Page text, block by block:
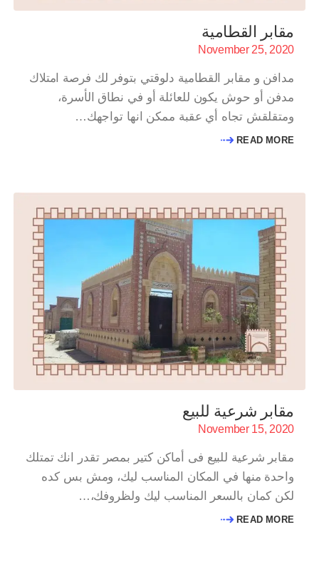
مقابر القطامية
November 25, 2020
مدافن و مقابر القطامية دلوقتي بتوفر لك فرصة امتلاك
مدفن أو حوش يكون للعائلة أو في نطاق الأسرة،
ومتقلقش تجاه أي عقبة ممكن انها تواجهك…
READ MORE
مقابر شرعية للبيع
November 15, 2020
مقابر شرعية للبيع فى أماكن كتير بمصر تقدر انك تمتلك
واحدة منها في المكان المناسب ليك، ومش بس كده
لكن كمان بالسعر المناسب ليك ولظروفك،…
READ MORE